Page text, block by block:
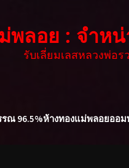
พลอย : จำห
รับเลี่ยมเลสหลวงพ่อ
ณ 96.5%ห้างทองแม่พลอยออม